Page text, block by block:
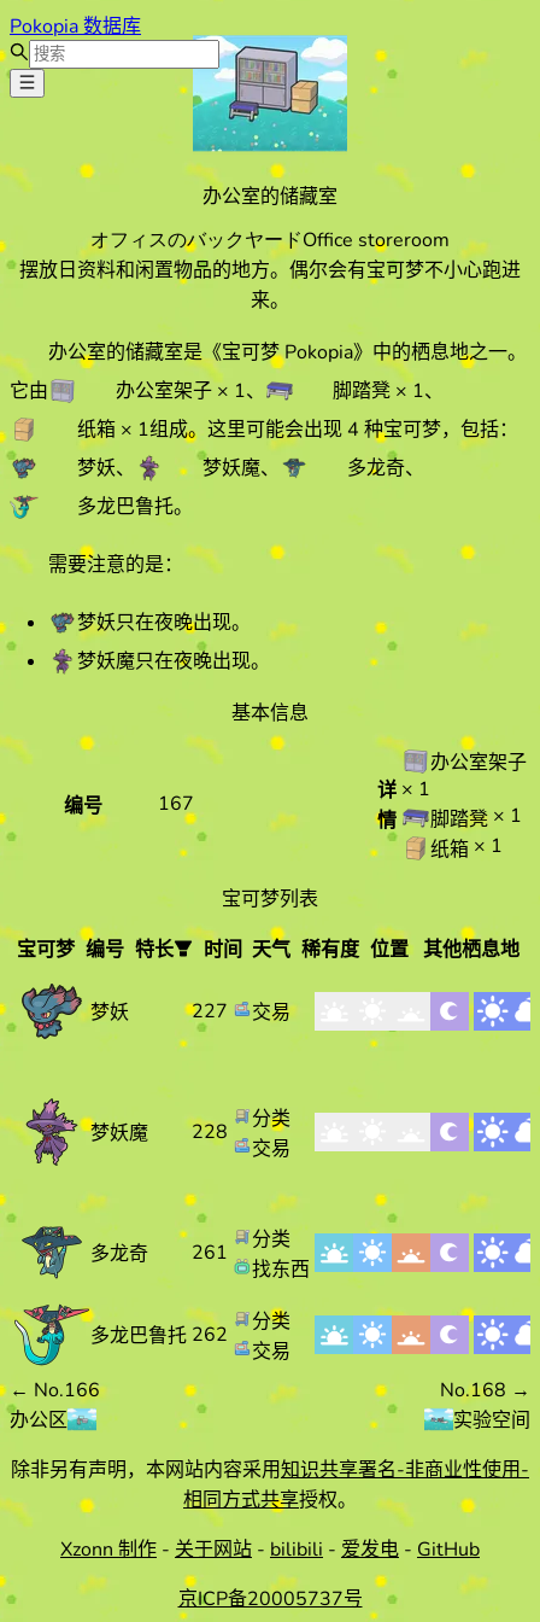
Pokopia 数据库
办公室的储藏室
オフィスのバックヤードOffice storeroom
摆放日资料和闲置物品的地方。偶尔会有宝可梦不小心跑进
来。
办公室的储藏室是《宝可梦 Pokopia》中的栖息地之一。
它由
办公室架子× 1、 脚踏凳 × 1、
纸箱 × 1组成。 这里可能会出现 4 种宝可梦，包括：
梦妖、 梦妖魔、 多龙奇、
多龙巴鲁托。
需要注意的是：
梦妖只在夜晚出现。
梦妖魔只在夜晚出现。
基本信息
编号 167
详
情
办公室架子
× 1
脚踏凳 × 1
纸箱 × 1
宝可梦列表
宝可梦 编号 特长 时间 天气 稀有度 位置 其他栖息地
宝可梦
号
时间
天气
梦妖
227 交易
梦妖魔 228
分类
交易
多龙奇 261
分类
找东西
多龙巴鲁托 262
分类
交易
← No.166
办公区
No.168 →
实验空间
除非另有声明，本网站内容采用知识共享署名-非商业性使用-
相同方式共享授权。
Xzonn 制作 - 关于网站 - bilibili - 爱发电 - GitHub
京ICP备20005737号